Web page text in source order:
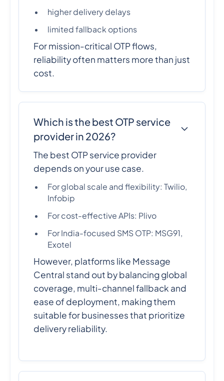
higher delivery delays
limited fallback options
For mission-critical OTP flows,
reliability often matters more than just
cost.
Which is the best OTP service
provider in 2026?
The best OTP service provider
depends on your use case.
For global scale and flexibility: Twilio,
Infobip
For cost-effective APIs: Plivo
For India-focused SMS OTP: MSG91,
Exotel
However, platforms like Message
Central stand out by balancing global
coverage, multi-channel fallback and
ease of deployment, making them
suitable for businesses that prioritize
delivery reliability.